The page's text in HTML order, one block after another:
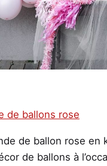
de ballon rose en
de ballons à